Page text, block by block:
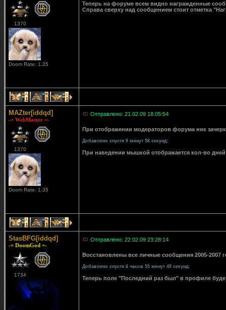
1370
Doom Rate: 1.35
Теперь на форуме всем видно награжденные
Справа сверху над сообщением стоит отметка
1 1 1
MAZter[iddqd]
-= WebMaster =-
1370
Doom Rate: 1.35
Отправлено: 21.02.09 18:05:54
При отображении модераторов форума ник
Добавлено спустя 9 минут 58 секунд:
При наведении мышкой отображается кол-во
1 1 1
StasBFG[iddqd]
-= DoomGod =-
1734
Отправлено: 22.02.09 23:28:14
Восстановлены все личные сообщения 2005-2007
Добавлено спустя 6 часов 55 минут 49 секунд:
Теперь поле "Последний раз был" в профиле